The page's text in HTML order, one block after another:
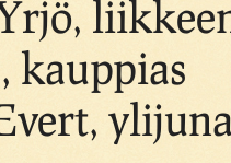
kauppias